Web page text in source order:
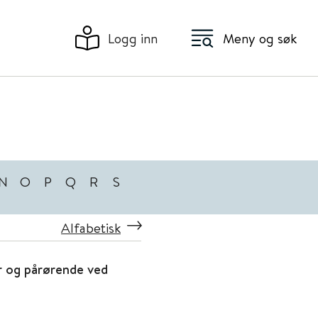
Logg inn Meny og søk
O P Q R S
Alfabetisk
pårørende ved